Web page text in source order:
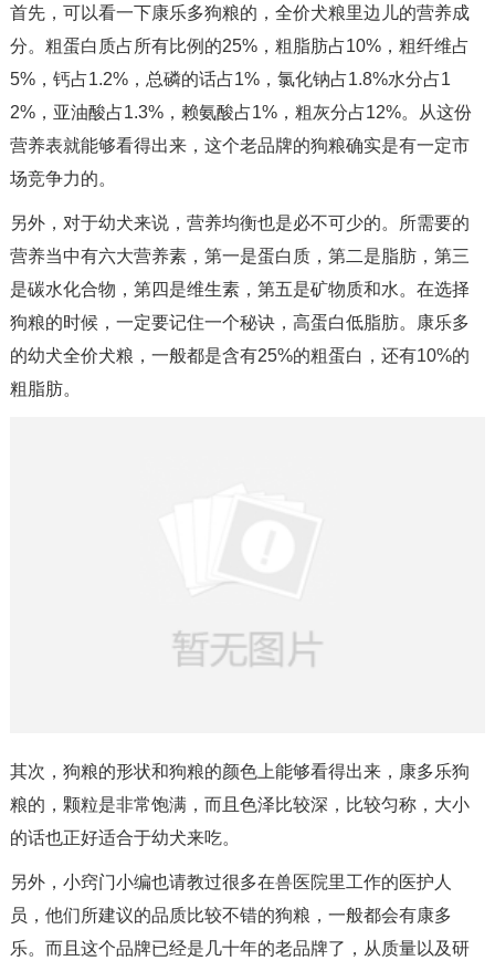
首先，可以看一下康乐多狗粮的，全价犬粮里边儿的营养成
分。粗蛋白质占所有比例的25%，粗脂肪占10%，粗纤维占
5%，钙占1.2%，总磷的话占1%，氯化钠占1.8%水分占1
2%，亚油酸占1.3%，赖氨酸占1%，粗灰分占12%。从这份
营养表就能够看得出来，这个老品牌的狗粮确实是有一定市
场竞争力的。
另外，对于幼犬来说，营养均衡也是必不可少的。所需要的
营养当中有六大营养素，第一是蛋白质，第二是脂肪，第三
是碳水化合物，第四是维生素，第五是矿物质和水。在选择
狗粮的时候，一定要记住一个秘诀，高蛋白低脂肪。康乐多
的幼犬全价犬粮，一般都是含有25%的粗蛋白，还有10%的
粗脂肪。
其次，狗粮的形状和狗粮的颜色上能够看得出来，康多乐狗
粮的，颗粒是非常饱满，而且色泽比较深，比较匀称，大小
的话也正好适合于幼犬来吃。
另外，小窍门小编也请教过很多在兽医院里工作的医护人
员，他们所建议的品质比较不错的狗粮，一般都会有康多
乐。而且这个品牌已经是几十年的老品牌了，从质量以及研